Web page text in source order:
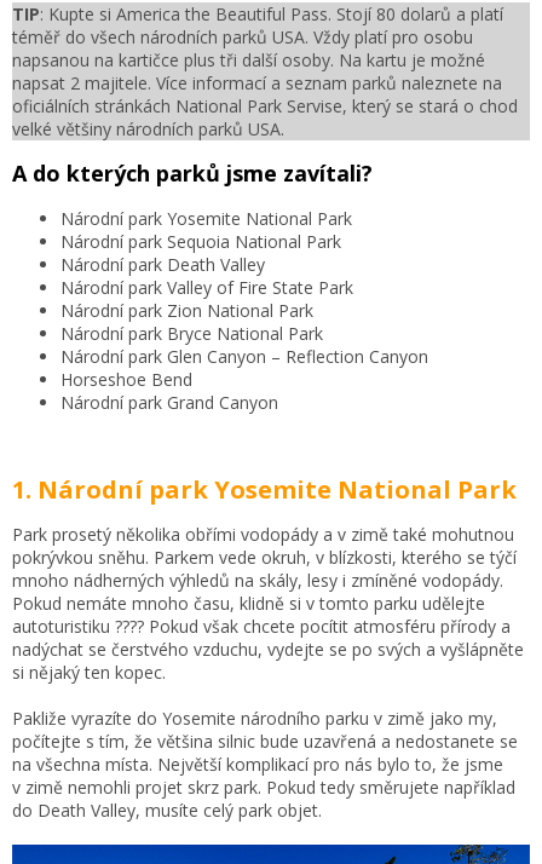
TIP: Kupte si America the Beautiful Pass. Stojí 80 dolarů a platí
téměř do všech národních parků USA. Vždy platí pro osobu
napsanou na kartičce plus tři další osoby. Na kartu je možné
napsat 2 majitele. Více informací a seznam parků naleznete na
oficiálních stránkách National Park Servise, který se stará o chod
velké většiny národních parků USA.
A do kterých parků jsme zavítali?
Národní park Yosemite National Park
Národní park Sequoia National Park
Národní park Death Valley
Národní park Valley of Fire State Park
Národní park Zion National Park
Národní park Bryce National Park
Národní park Glen Canyon – Reflection Canyon
Horseshoe Bend
Národní park Grand Canyon
1. Národní park Yosemite National Park
Park prosetý několika obřími vodopády a v zimě také mohutnou
pokrývkou sněhu. Parkem vede okruh, v blízkosti, kterého se týčí
mnoho nádherných výhledů na skály, lesy i zmíněné vodopády.
Pokud nemáte mnoho času, klidně si v tomto parku udělejte
autoturistiku ???? Pokud však chcete pocítit atmosféru přírody a
nadýchat se čerstvého vzduchu, vydejte se po svých a vyšlápněte
si nějaký ten kopec.
Pakliže vyrazíte do Yosemite národního parku v zimě jako my,
počítejte s tím, že většina silnic bude uzavřená a nedostanete se
na všechna místa. Největší komplikací pro nás bylo to, že jsme
v zimě nemohli projet skrz park. Pokud tedy směrujete například
do Death Valley, musíte celý park objet.